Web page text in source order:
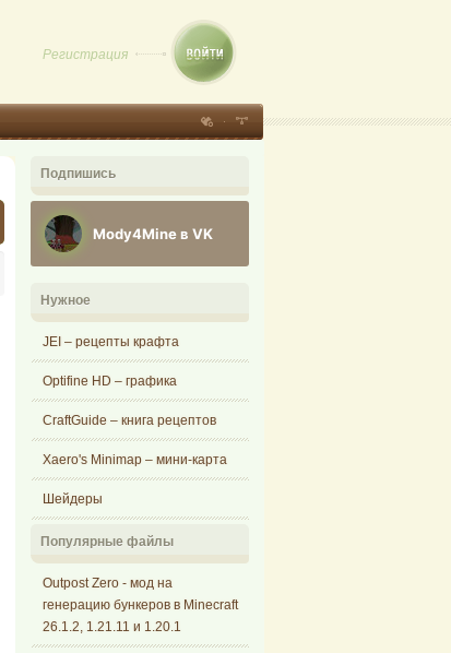
Регистрация
Подпишись
Mody4Mine в VK
Нужное
JEI – рецепты крафта
Optifine HD – графика
CraftGuide – книга рецептов
Xaero's Minimap – мини-карта
Шейдеры
Популярные файлы
Outpost Zero - мод на
генерацию бункеров в Minecraft
26.1.2, 1.21.11 и 1.20.1